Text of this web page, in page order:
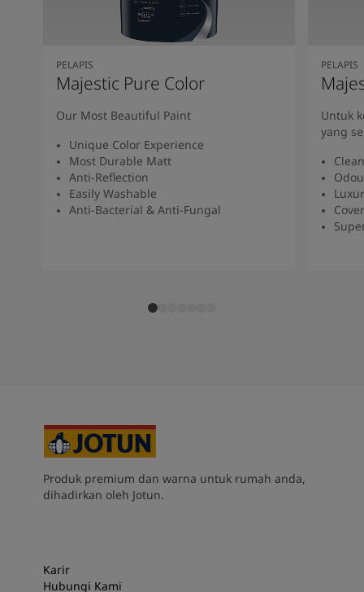
PELAPIS
Majestic Pure Color
Our Most Beautiful Paint
Unique Color Experience
Most Durable Matt
Anti-Reflection
Easily Washable
Anti-Bacterial & Anti-Fungal
PELAPIS
Untuk
yang
Produk premium dan warna untuk rumah anda,
dihadirkan oleh Jotun.
Karir
Hubungi Kami